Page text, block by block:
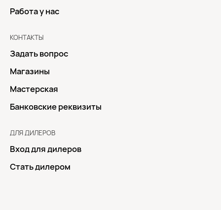
Работа у нас
КОНТАКТЫ
Задать вопрос
Магазины
Мастерская
Банковские реквизиты
ДЛЯ ДИЛЕРОВ
Вход для дилеров
Стать дилером